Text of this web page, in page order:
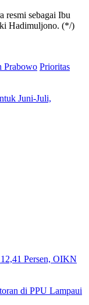
resmi sebagai Ibu
Hadimuljono. (*/)
Prabowo Prioritas
Juni-Juli,
Persen, OIKN
di PPU Lampaui